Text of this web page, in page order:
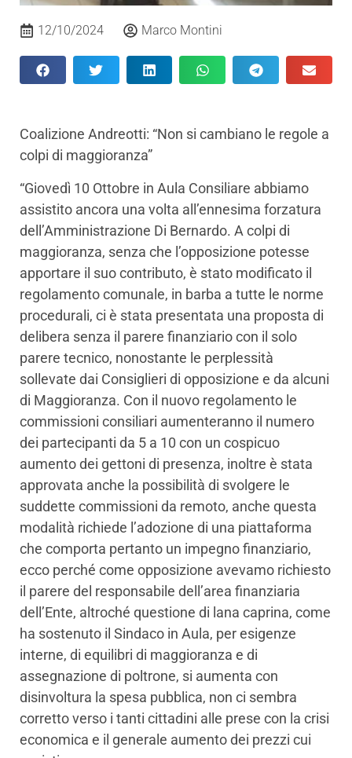
12/10/2024 Marco Montini
Coalizione Andreotti: “Non si cambiano le regole a
colpi di maggioranza”
“Giovedì 10 Ottobre in Aula Consiliare abbiamo
assistito ancora una volta all’ennesima forzatura
dell’Amministrazione Di Bernardo. A colpi di
maggioranza, senza che l’opposizione potesse
apportare il suo contributo, è stato modificato il
regolamento comunale, in barba a tutte le norme
procedurali, ci è stata presentata una proposta di
delibera senza il parere finanziario con il solo
parere tecnico, nonostante le perplessità
sollevate dai Consiglieri di opposizione e da alcuni
di Maggioranza. Con il nuovo regolamento le
commissioni consiliari aumenteranno il numero
dei partecipanti da 5 a 10 con un cospicuo
aumento dei gettoni di presenza, inoltre è stata
approvata anche la possibilità di svolgere le
suddette commissioni da remoto, anche questa
modalità richiede l’adozione di una piattaforma
che comporta pertanto un impegno finanziario,
ecco perché come opposizione avevamo richiesto
il parere del responsabile dell’area finanziaria
dell’Ente, altroché questione di lana caprina, come
ha sostenuto il Sindaco in Aula, per esigenze
interne, di equilibri di maggioranza e di
assegnazione di poltrone, si aumenta con
disinvoltura la spesa pubblica, non ci sembra
corretto verso i tanti cittadini alle prese con la crisi
economica e il generale aumento dei prezzi cui